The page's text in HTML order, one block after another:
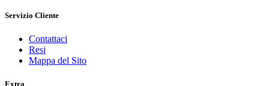
Servizio Cliente
Contattaci
Resi
Mappa del Sito
Extra